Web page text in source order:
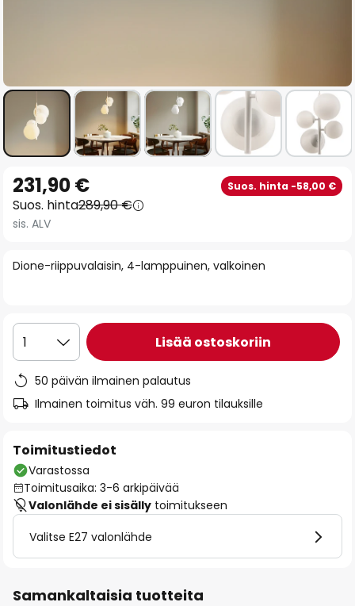
to
the
beginning
the
Dione-riippuvalaisin, 4-lamppuinen, valkoinen
231,90 € Suos. hinta -58,00 €
Suos. hinta289,90 €
sis. ALV
1 Lisää ostoskoriin
50 päivän ilmainen palautus
Ilmainen toimitus väh. 99 euron tilauksille
Toimitustiedot
Varastossa
Toimitusaika: 3-6 arkipäivää
Valonlähde ei sisälly toimitukseen
Valitse E27 valonlähde
Samankaltaisia tuotteita